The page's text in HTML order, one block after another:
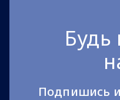
Будь
Подпишись